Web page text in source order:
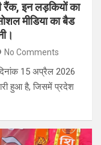
रैंक, इन लड़कियों का
मीडिया का बैड
No Comments
15 अप्रैल 2026
हुआ है, जिसमें प्रदेश